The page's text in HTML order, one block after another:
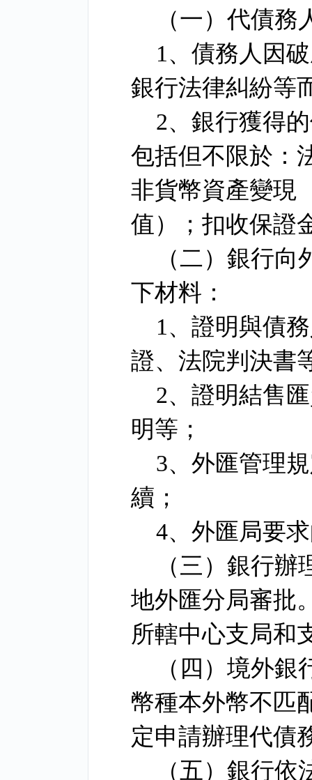
（一）代債
1、債務人因
銀行法律糾紛等
2、銀行獲得
包括但不限於：
非貨幣資產變現
值）；扣收保證
（二）銀行
下材料：
1、證明與債
證、法院判決書
2、證明結售
明等；
3、外匯管理
續；
4、外匯局要
（三）銀行
地外匯分局審批
所轄中心支局和
（四）境外
幣種本外幣不匹
定申請辦理代債
（五）銀行